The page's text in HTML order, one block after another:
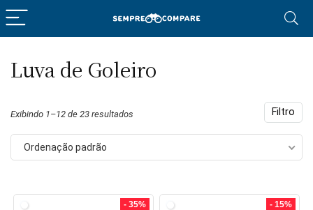
Luva de Goleiro
Filtro
Exibindo 1–12 de 23 resultados
Ordenação padrão
- 35% - 15%